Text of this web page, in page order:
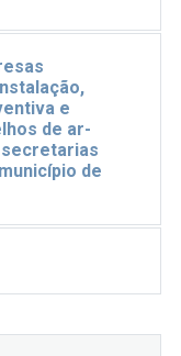
e
de ar-
secretarias
de